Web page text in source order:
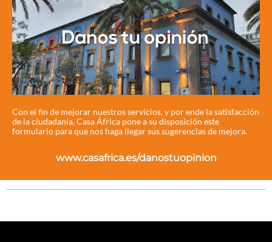
Con el fin de mejorar nuestros servicios, y por ende la satisfacción
de la ciudadanía, Casa África pone a su disposición este
formulario para que nos haga llegar sus sugerencias de mejora.
www.casafrica.es/danostuopinion